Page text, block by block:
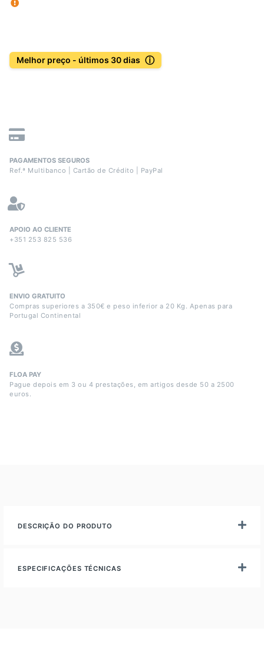
Melhor preço - últimos 30 dias ⓘ
PAGAMENTOS SEGUROS
Ref.ª Multibanco | Cartão de Crédito | PayPal
APOIO AO CLIENTE
+351 253 825 536
ENVIO GRATUITO
Compras superiores a 350€ e peso inferior a 20 Kg. Apenas para
Portugal Continental
FLOA PAY
Pague depois em 3 ou 4 prestações, em artigos desde 50 a 2500
euros.
DESCRIÇÃO DO PRODUTO
ESPECIFICAÇÕES TÉCNICAS